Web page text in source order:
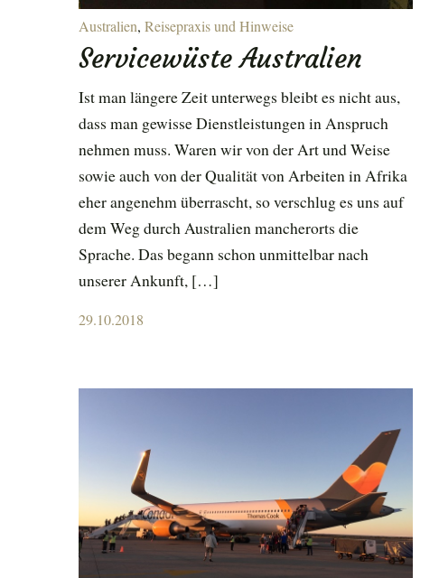
Australien, Reisepraxis und Hinweise
Servicewüste Australien
Ist man längere Zeit unterwegs bleibt es nicht aus,
dass man gewisse Dienstleistungen in Anspruch
nehmen muss. Waren wir von der Art und Weise
sowie auch von der Qualität von Arbeiten in Afrika
eher angenehm überrascht, so verschlug es uns auf
dem Weg durch Australien mancherorts die
Sprache. Das begann schon unmittelbar nach
unserer Ankunft, […]
Posted
29.10.2018